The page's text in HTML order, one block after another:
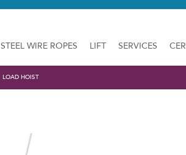
STEEL WIRE ROPES LIFT SERVICES
LOAD HOIST